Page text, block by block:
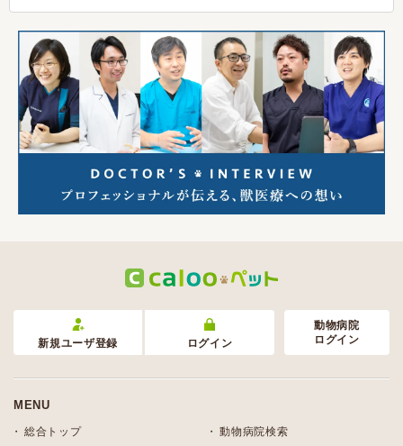
新規ユーザ登録 ログイン
動物病院
ログイン
MENU
総合トップ 動物病院検索